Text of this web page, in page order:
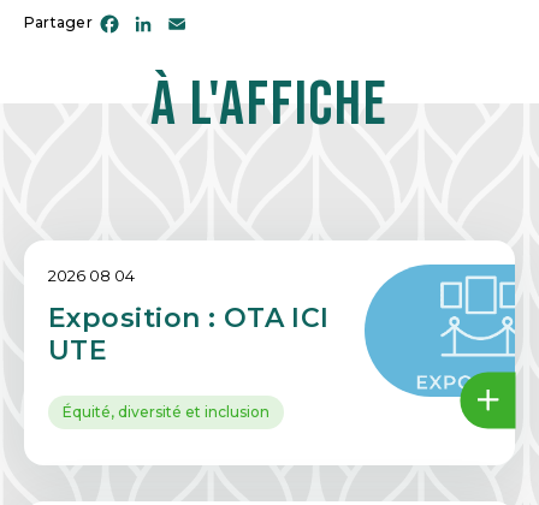
Partager Facebook
LinkedIn
À l'affiche
2026 08 04
Exposition : OTA ICI
UTE
Équité, diversité et inclusion